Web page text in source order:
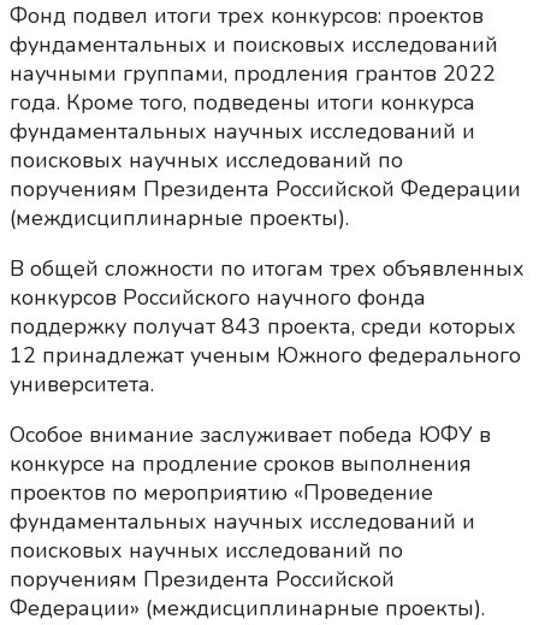
Фонд подвел итоги трех конкурсов: проектов
фундаментальных и поисковых исследований
научными группами, продления грантов 2022
года. Кроме того, подведены итоги конкурса
фундаментальных научных исследований и
поисковых научных исследований по
поручениям Президента Российской Федерации
(междисциплинарные проекты).
В общей сложности по итогам трех объявленных
конкурсов Российского научного фонда
поддержку получат 843 проекта, среди которых
12 принадлежат ученым Южного федерального
университета.
Особое внимание заслуживает победа ЮФУ в
конкурсе на продление сроков выполнения
проектов по мероприятию «Проведение
фундаментальных научных исследований и
поисковых научных исследований по
поручениям Президента Российской
Федерации» (междисциплинарные проекты).